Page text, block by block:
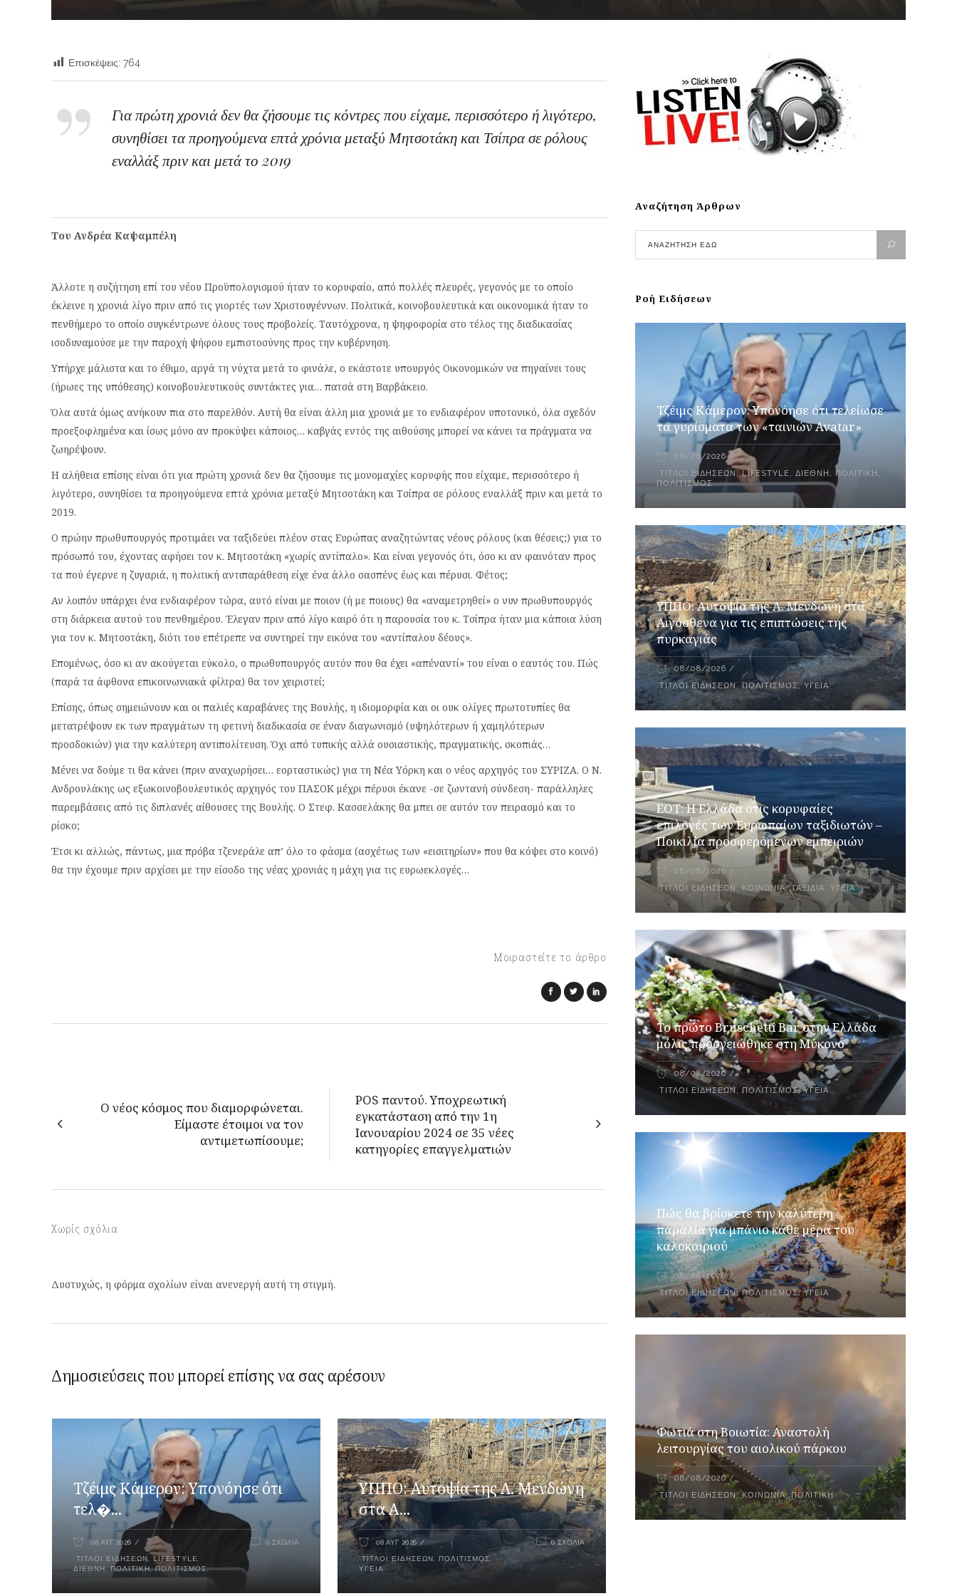
Επισκέψεις: 764
Για πρώτη χρονιά δεν θα ζήσουμε τις κόντρες που είχαμε, περισσότερο ή λιγότερο,
συνηθίσει τα προηγούμενα επτά χρόνια μεταξύ Μητσοτάκη και Τσίπρα σε ρόλους
εναλλάξ πριν και μετά το 2019
Του Ανδρέα Καψαμπέλη
Άλλοτε η συζήτηση επί του νέου Προϋπολογισμού ήταν το κορυφαίο, από πολλές πλευρές, γεγονός με το οποίο
έκλεινε η χρονιά λίγο πριν από τις γιορτές των Χριστουγέννων. Πολιτικά, κοινοβουλευτικά και οικονομικά ήταν το
πενθήμερο το οποίο συγκέντρωνε όλους τους προβολείς. Ταυτόχρονα, η ψηφοφορία στο τέλος της διαδικασίας
ισοδυναμούσε με την παροχή ψήφου εμπιστοσύνης προς την κυβέρνηση.
Υπήρχε μάλιστα και το έθιμο, αργά τη νύχτα μετά το φινάλε, ο εκάστοτε υπουργός Οικονομικών να πηγαίνει τους
(ήρωες της υπόθεσης) κοινοβουλευτικούς συντάκτες για… πατσά στη Βαρβάκειο.
Όλα αυτά όμως ανήκουν πια στο παρελθόν. Αυτή θα είναι άλλη μια χρονιά με το ενδιαφέρον υποτονικό, όλα σχεδόν
προεξοφλημένα και ίσως μόνο αν προκύψει κάποιος… καβγάς εντός της αιθούσης μπορεί να κάνει τα πράγματα να
ζωηρέψουν.
Η αλήθεια επίσης είναι ότι για πρώτη χρονιά δεν θα ζήσουμε τις μονομαχίες κορυφής που είχαμε, περισσότερο ή
λιγότερο, συνηθίσει τα προηγούμενα επτά χρόνια μεταξύ Μητσοτάκη και Τσίπρα σε ρόλους εναλλάξ πριν και μετά το
2019.
Ο πρώην πρωθυπουργός προτιμάει να ταξιδεύει πλέον στας Ευρώπας αναζητώντας νέους ρόλους (και θέσεις;) για το
πρόσωπό του, έχοντας αφήσει τον κ. Μητσοτάκη «χωρίς αντίπαλο». Και είναι γεγονός ότι, όσο κι αν φαινόταν προς
τα πού έγερνε η ζυγαριά, η πολιτική αντιπαράθεση είχε ένα άλλο σασπένς έως και πέρυσι. Φέτος;
Αν λοιπόν υπάρχει ένα ενδιαφέρον τώρα, αυτό είναι με ποιον (ή με ποιους) θα «αναμετρηθεί» ο νυν πρωθυπουργός
στη διάρκεια αυτού του πενθημέρου. Έλεγαν πριν από λίγο καιρό ότι η παρουσία του κ. Τσίπρα ήταν μια κάποια λύση
για τον κ. Μητσοτάκη, διότι του επέτρεπε να συντηρεί την εικόνα του «αντίπαλου δέους».
Επομένως, όσο κι αν ακούγεται εύκολο, ο πρωθυπουργός αυτόν που θα έχει «απέναντί» του είναι ο εαυτός του. Πώς
(παρά τα άφθονα επικοινωνιακά φίλτρα) θα τον χειριστεί;
Επίσης, όπως σημειώνουν και οι παλιές καραβάνες της Βουλής, η ιδιομορφία και οι ουκ ολίγες πρωτοτυπίες θα
μετατρέψουν εκ των πραγμάτων τη φετινή διαδικασία σε έναν διαγωνισμό (υψηλότερων ή χαμηλότερων
προσδοκιών) για την καλύτερη αντιπολίτευση. Όχι από τυπικής αλλά ουσιαστικής, πραγματικής, σκοπιάς…
Μένει να δούμε τι θα κάνει (πριν αναχωρήσει… εορταστικώς) για τη Νέα Υόρκη και ο νέος αρχηγός του ΣΥΡΙΖΑ. Ο Ν.
Ανδρουλάκης ως εξωκοινοβουλευτικός αρχηγός του ΠΑΣΟΚ μέχρι πέρυσι έκανε -σε ζωντανή σύνδεση- παράλληλες
παρεμβάσεις από τις διπλανές αίθουσες της Βουλής. Ο Στεφ. Κασσελάκης θα μπει σε αυτόν τον πειρασμό και το
ρίσκο;
Έτσι κι αλλιώς, πάντως, μια πρόβα τζενεράλε απ’ όλο το φάσμα (ασχέτως των «εισιτηρίων» που θα κόψει στο κοινό)
θα την έχουμε πριν αρχίσει με την είσοδο της νέας χρονιάς η μάχη για τις ευρωεκλογές…
Μοιραστείτε το άρθρο
Ο νέος κόσμος που διαμορφώνεται.
Είμαστε έτοιμοι να τον
αντιμετωπίσουμε;
POS παντού. Υποχρεωτική
εγκατάσταση από την 1η
Ιανουαρίου 2024 σε 35 νέες
κατηγορίες επαγγελματιών
Χωρίς σχόλια
Δυστυχώς, η φόρμα σχολίων είναι ανενεργή αυτή τη στιγμή.
Δημοσιεύσεις που μπορεί επίσης να σας αρέσουν
Τζέιμς Κάμερον: Υπονόησε ότι
τελ�...
08 ΑΥΓ 2026
ΤΊΤΛΟΙ ΕΙΔΉΣΕΩΝ LIFESTYLE
ΔΙΕΘΝΉ
ΠΟΛΙΤΙΚΉ,ΠΟΛΙΤΙΣΜΌΣ
0 ΣΧΌΛΙΑ
ΥΠΠΟ: Αυτοψία της Λ. Μενδώνη
στα Α...
08 ΑΥΓ 2026
ΤΊΤΛΟΙ ΕΙΔΉΣΕΩΝ ΠΟΛΙΤΙΣΜΌΣ
ΥΓΕΊΑ
0 ΣΧΌΛΙΑ
Αναζήτηση Άρθρων
Ροή Ειδήσεων
Τζέιμς Κάμερον: Υπονόησε ότι τελείωσε
τα γυρίσματα των «ταινιών Avatar»
08/08/2026
ΤΊΤΛΟΙ ΕΙΔΉΣΕΩΝ,LIFESTYLE,ΔΙΕΘΝΉ , ΠΟΛΙΤΙΚΉ ,
ΠΟΛΙΤΙΣΜΌΣ
ΥΠΠΟ: Αυτοψία της Λ. Μενδώνη στα
Αιγόσθενα για τις επιπτώσεις της
πυρκαγιάς
08/08/2026
ΤΊΤΛΟΙ ΕΙΔΉΣΕΩΝ,ΠΟΛΙΤΙΣΜΌΣ,ΥΓΕΊΑ
ΕΟΤ: Η Ελλάδα στις κορυφαίες
επιλογές των Ευρωπαίων ταξιδιωτών –
Ποικιλία προσφερόμενων εμπειριών
08/08/2026
ΤΊΤΛΟΙ ΕΙΔΉΣΕΩΝ , ΚΟΙΝΩΝΊΑ,ΤΑΞΊΔΙΑ,ΥΓΕΊΑ
Το πρώτο Bruschetti Bar στην Ελλάδα
μόλις προσγειώθηκε στη Μύκονο
08/08/2026
ΤΊΤΛΟΙ ΕΙΔΉΣΕΩΝ,ΠΟΛΙΤΙΣΜΌΣ,ΥΓΕΊΑ
Πώς θα βρίσκετε την καλύτερη
παραλία για μπάνιο κάθε μέρα του
καλοκαιριού
08/08/2026
ΤΊΤΛΟΙ ΕΙΔΉΣΕΩΝ,ΠΟΛΙΤΙΣΜΌΣ,ΥΓΕΊΑ
Φωτιά στη Βοιωτία: Αναστολή
λειτουργίας του αιολικού πάρκου
08/08/2026
ΤΊΤΛΟΙ ΕΙΔΉΣΕΩΝ,ΚΟΙΝΩΝΊΑ,ΠΟΛΙΤΙΚΉ